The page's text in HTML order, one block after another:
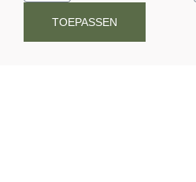
TOEPASSEN